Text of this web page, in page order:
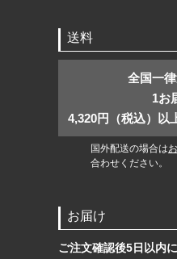
送料
全国一律
1お
4,320円（税込）以
国外配送の場合は
合わせください。
お届け
ご注文確認後5日以内